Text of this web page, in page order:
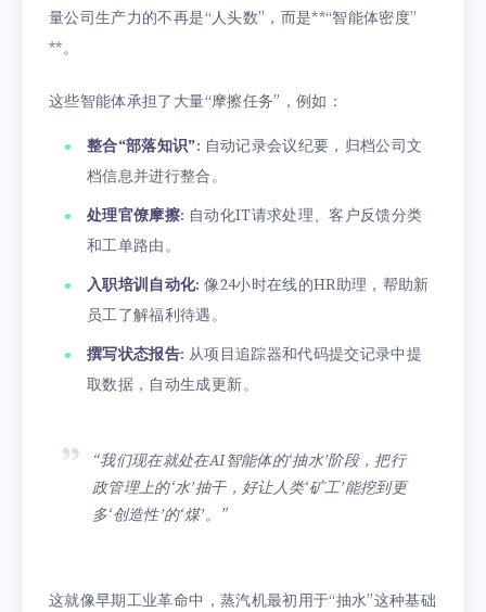
量公司生产力的不再是“人头数”，而是**“智能体密度”
**。
这些智能体承担了大量“摩擦任务”，例如：
整合“部落知识”: 自动记录会议纪要，归档公司文
档信息并进行整合。
处理官僚摩擦: 自动化IT请求处理、客户反馈分类
和工单路由。
入职培训自动化: 像24小时在线的HR助理，帮助新
员工了解福利待遇。
撰写状态报告: 从项目追踪器和代码提交记录中提
取数据，自动生成更新。
“我们现在就处在AI智能体的‘抽水’阶段，把行
政管理上的‘水’抽干，好让人类‘矿工’能挖到更
多‘创造性’的‘煤’。”
这就像早期工业革命中，蒸汽机最初用于“抽水”这种基础